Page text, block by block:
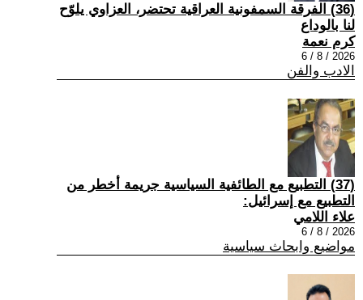
(36) الفرقة السمفونية العراقية تحتضر، العزاوي يلوّح
لنا بالوداع
كرم نعمة
2026 / 8 / 6
الادب والفن
(37) التطبيع مع الطائفية السياسية جريمة أخطر من
التطبيع مع إسرائيل:
علاء اللامي
2026 / 8 / 6
مواضيع وابحاث سياسية